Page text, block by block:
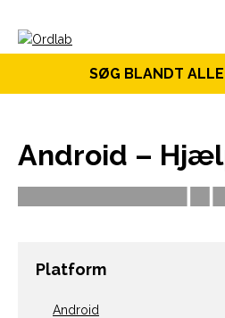
SØG BLANDT
Android –
Platform
Android